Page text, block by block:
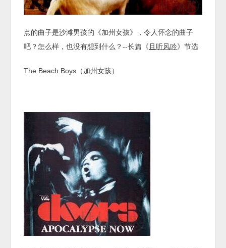
点的曲子是沙滩男孩的《加州女孩》，令人怀念的曲子
吧？怎么样，也没有想到什么？--长篇《 且听风吟》节选
The Beach Boys（加州女孩）